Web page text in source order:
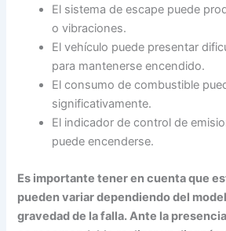
El sistema de escape puede
o vibraciones.
El vehículo puede presentar
para mantenerse encendido.
El consumo de combustible
significativamente.
El indicador de control de
puede encenderse.
Es importante tener en cuenta que
pueden variar dependiendo del
gravedad de la falla. Ante la